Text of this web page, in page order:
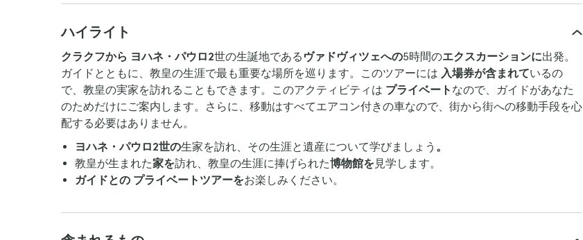
ハイライト
クラクフから ヨハネ・パウロ2世の生誕地である ヴァドヴィツェへの5時間のエクスカーションに出発。
ガイドとともに、教皇の生涯で最も重要な場所を巡ります。このツアーには 入場券が含まれているの
で、教皇の実家を訪れることもできます。このアクティビティは プライベート なので、ガイドがあなた
のためだけにご案内します。さらに、移動はすべてエアコン付きの車なので、街から街への移動手段を心
配する必要はありません。
ヨハネ・パウロ2世の生家を訪れ、その生涯と遺産について学びましょう 。
教皇が生まれた家を訪れ、教皇の生涯に捧げられた博物館を 見学します。
ガイドとの プライベートツアーをお楽しみください。